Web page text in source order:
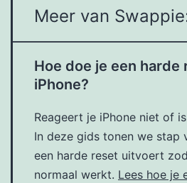
Meer van
Hoe doe je een harde
iPhone?
Reageert je iPhone niet of
In deze gids tonen we stap
een harde reset uitvoert
normaal werkt. Lees hoe je